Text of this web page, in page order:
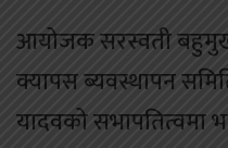
आयोजक सरस्वती
क्यापस ब्यवस्थापन
यादवको सभापतित्वमा